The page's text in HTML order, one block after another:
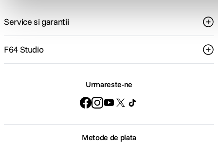
Service si garantii
F64 Studio
Urmareste-ne
Metode de plata